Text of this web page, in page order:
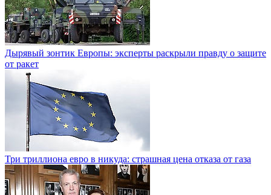
Дырявый зонтик Европы: эксперты раскрыли правду о защите
от ракет
Три триллиона евро в никуда: страшная цена отказа от газа